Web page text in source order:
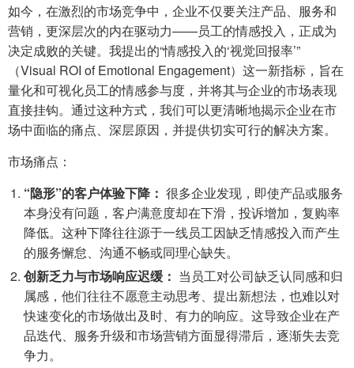
如今，在激烈的市场竞争中，企业不仅要关注产品、服务和
营销，更深层次的内在驱动力——员工的情感投入，正成为
决定成败的关键。我提出的“情感投入的‘视觉回报率’”
（Visual ROI of Emotional Engagement）这一新指标，旨在
量化和可视化员工的情感参与度，并将其与企业的市场表现
直接挂钩。通过这种方式，我们可以更清晰地揭示企业在市
场中面临的痛点、深层原因，并提供切实可行的解决方案。
市场痛点：
“隐形”的客户体验下降： 很多企业发现，即使产品或服务
本身没有问题，客户满意度却在下滑，投诉增加，复购率
降低。这种下降往往源于一线员工因缺乏情感投入而产生
的服务懈怠、沟通不畅或同理心缺失。
创新乏力与市场响应迟缓： 当员工对公司缺乏认同感和归
属感，他们往往不愿意主动思考、提出新想法，也难以对
快速变化的市场做出及时、有力的响应。这导致企业在产
品迭代、服务升级和市场营销方面显得滞后，逐渐失去竞
争力。